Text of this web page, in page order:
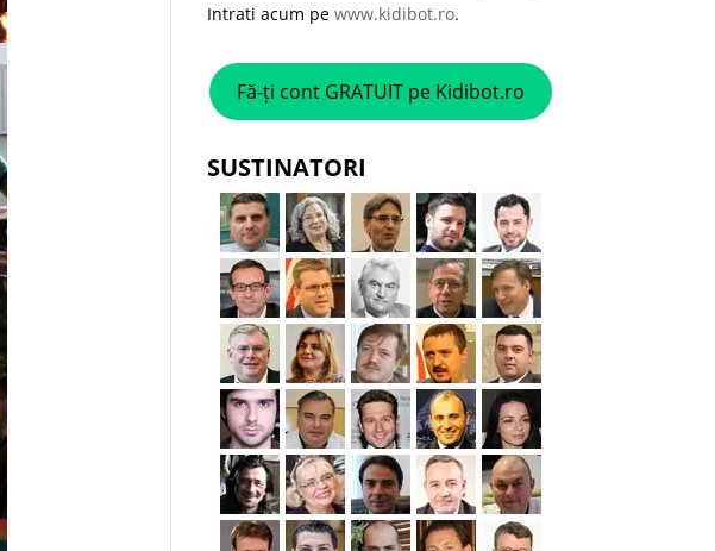
Intrati acum pewww.kidibot.ro.
Fă-ți cont GRATUIT pe Kidibot.ro
SUSTINATORI